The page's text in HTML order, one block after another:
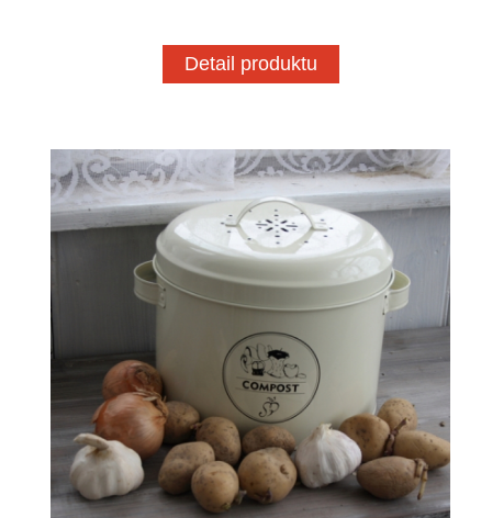
Detail produktu